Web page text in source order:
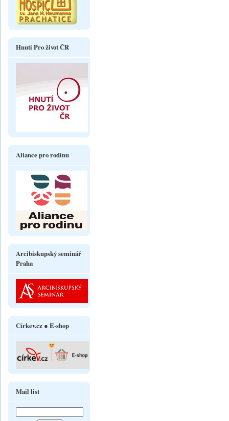
Hnutí Pro život ČR
Aliance pro rodinu
Arcibiskupský seminář
Praha
Církev.cz ● E-shop
Mail list